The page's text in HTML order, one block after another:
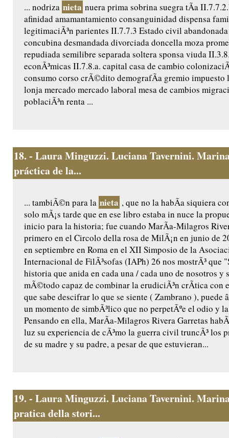
... nodriza nieta nuera prima sobrina suegra tÃ­a
afinidad amamantamiento consanguinidad dispensa
legitimaciÃ³n parientes II.7.7.3 Estado civil abandonada
concubina desmandada divorciada doncella moza
repudiada semilibre separada soltera sponsa viuda
econÃ³micas II.7.8.a. capital casa de cambio
consumo corso crÃ©dito demografÃ­a gremio impuesto
lonja mercado mercado laboral mesa de cambios
poblaciÃ³n renta ...
18. - Laura Minguzzi. Luciana Tavernini.
práctica de la...
... tambiÃ©n para la nieta , que no la habÃ­a siquiera
solo mÃ¡s tarde que en ese libro estaba in nuce la
inicio para la historia; fue cuando MarÃ­a-Milagros
primero en el Circolo della rosa de MilÃ¡n en junio de
en septiembre en Roma en el XII Simposio de la
Internacional de FilÃ³sofas (IAPh) 26 nos mostrÃ³ que
historia que anida en cada una / cada uno de nosotros y
mÃ©todo capaz de combinar la erudiciÃ³n crÃ­tica con
que sabe descifrar lo que se siente ( Zambrano ), puede
un momento de simbÃ³lico que no perpetÃºe el odio y
Pensando en ella, MarÃ­a-Milagros Rivera Garretas
luz su experiencia de cÃ³mo la guerra civil truncÃ³ los
de su madre y su padre, a pesar de que estuvieran...
19. - Laura Minguzzi. Luciana Tavernini.
pratica della stori...